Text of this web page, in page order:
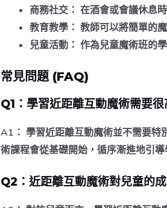
商務社交： 在酒會或會議休息
教育教學： 教師可以將簡單的
兒童活動： 作為兒童魔術班的
常見問題 (FAQ)
Q1：學習近距離互動魔術需要很
A1： 學習近距離互動魔術並不需要特
術課程會從基礎開始，循序漸進地引
Q2：近距離互動魔術對兒童的